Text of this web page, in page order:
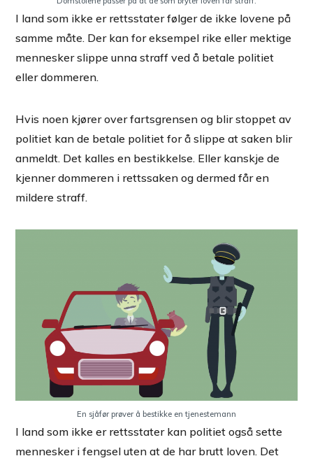
I land som ikke er rettsstater følger de ikke lovene på
samme måte. Der kan for eksempel rike eller mektige
mennesker slippe unna straff ved å betale politiet
eller dommeren.
Hvis noen kjører over fartsgrensen og blir stoppet av
politiet kan de betale politiet for å slippe at saken blir
anmeldt. Det kalles en bestikkelse. Eller kanskje de
kjenner dommeren i rettssaken og dermed får en
mildere straff.
En sjåfør prøver å bestikke en tjenestemann
I land som ikke er rettsstater kan politiet også sette
mennesker i fengsel uten at de har brutt loven. Det